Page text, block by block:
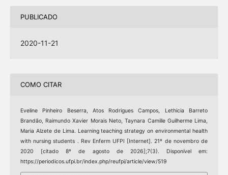
PUBLICADO
2020-11-21
COMO CITAR
Eveline Pinheiro Beserra, Atos Rodrigues Campos, Lethicia Barreto
Brandão, Raimundo Xavier Morais Neto, Taynara Camille Guilherme Lima,
Maria Alzete de Lima. Learning teaching strategy on environmental health
with nursing students . Rev Enferm UFPI [Internet]. 21º de novembro de
2020 [citado 8º de agosto de 2026];7(3). Disponível em:
https://periodicos.ufpi.br/index.php/reufpi/article/view/519